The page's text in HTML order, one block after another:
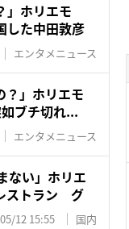
」ホリエモ
た中田敦彦
エンタメニュース
？」ホリエモ
ブチ切れ...
エンタメニュース
ない」ホリエ
ストラン グ
12 15:55 国内